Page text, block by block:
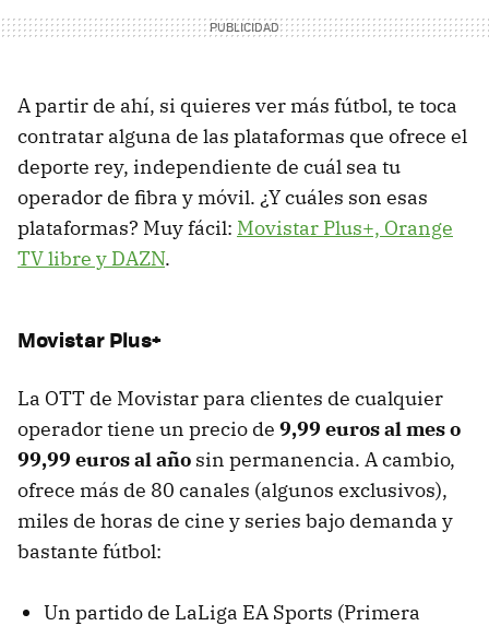
A partir de ahí, si quieres ver más fútbol, te toca
contratar alguna de las plataformas que ofrece el
deporte rey, independiente de cuál sea tu
operador de fibra y móvil. ¿Y cuáles son esas
plataformas? Muy fácil: Movistar Plus+, Orange
TV libre y DAZN.
Movistar Plus+
La OTT de Movistar para clientes de cualquier
operador tiene un precio de 9,99 euros al meso
99,99 euros al año sin permanencia. A cambio,
ofrece más de 80 canales (algunos exclusivos),
miles de horas de cine y series bajo demanda y
bastante fútbol:
Un partido de LaLiga EA Sports (Primera